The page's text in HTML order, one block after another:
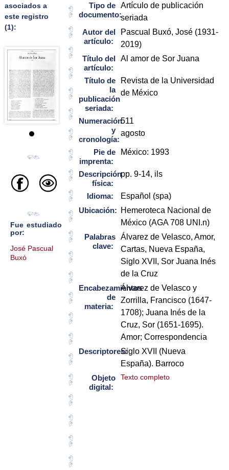
asociados a
este registro
(1):
Fue estudiado
por:
José Pascual
Buxó
Tipo de
documento:
Artículo de publicación
seriada
Autor del
artículo:
Pascual Buxó, José (1931-
2019)
Título del
artículo:
Al amor de Sor Juana
Título de
la
publicación
seriada:
Revista de la Universidad
de México
Numeración
y
cronología:
511
agosto
Pie de
imprenta:
México: 1993
Descripción
física:
pp. 9-14, ils
Idioma:
Español (spa)
Ubicación: Hemeroteca Nacional de
México (AGA 708 UNI.n)
Palabras
clave:
Álvarez de Velasco, Amor,
Cartas, Nueva España,
Siglo XVII, Sor Juana Inés
de la Cruz
Encabezamientos
de
materia:
Álvarez de Velasco y
Zorrilla, Francisco (1647-
1708); Juana Inés de la
Cruz, Sor (1651-1695).
Amor; Correspondencia
Descriptores:Siglo XVII (Nueva
España). Barroco
Objeto
digital:
Texto completo